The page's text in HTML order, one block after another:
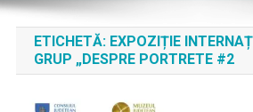
ETICHETĂ: EXPOZIȚIE
GRUP „DESPRE PORTRETE #2